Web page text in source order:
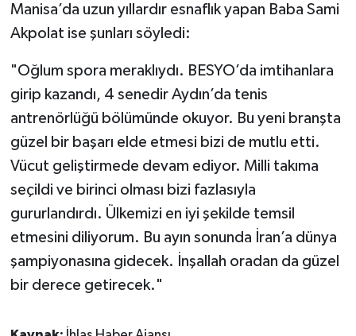
Manisa’da uzun yıllardır esnaflık yapan Baba Sami
Akpolat ise şunları söyledi:
"Oğlum spora meraklıydı. BESYO’da imtihanlara
girip kazandı, 4 senedir Aydın’da tenis
antrenörlüğü bölümünde okuyor. Bu yeni branşta
güzel bir başarı elde etmesi bizi de mutlu etti.
Vücut geliştirmede devam ediyor. Milli takıma
seçildi ve birinci olması bizi fazlasıyla
gururlandırdı. Ülkemizi en iyi şekilde temsil
etmesini diliyorum. Bu ayın sonunda İran’a dünya
şampiyonasına gidecek. İnşallah oradan da güzel
bir derece getirecek."